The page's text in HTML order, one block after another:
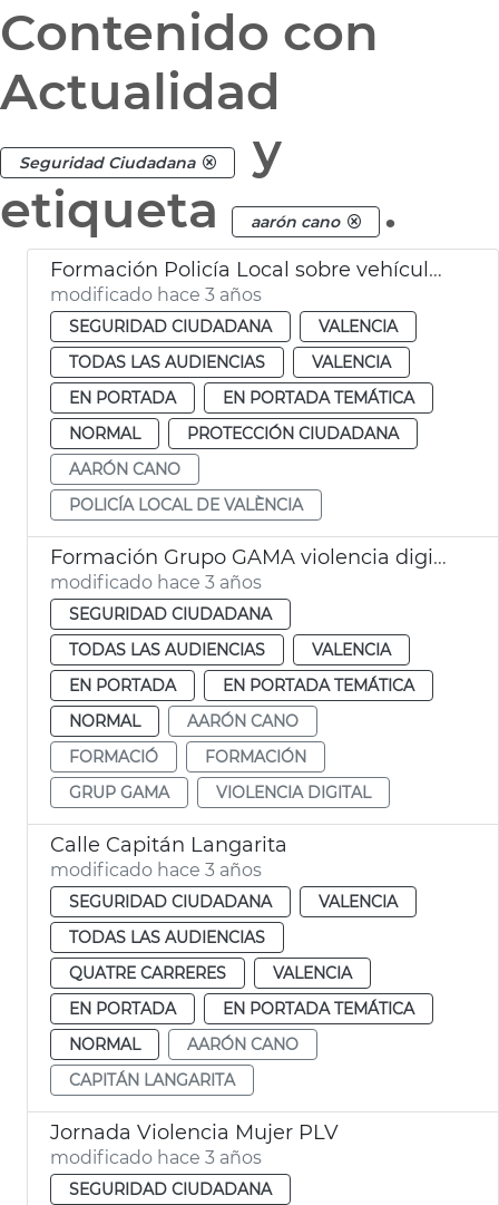
Contenido con
Actualidad
Seguridad Ciudadana
y
etiqueta
aarón cano .
Formación Policía Local sobre vehículos de movilidad personal,VMP
modificado hace 3 años
SEGURIDAD CIUDADANA
VALENCIA
TODAS LAS AUDIENCIAS
VALENCIA
EN PORTADA
EN PORTADA TEMÁTICA
NORMAL
PROTECCIÓN CIUDADANA
AARÓN CANO
POLICÍA LOCAL DE VALÈNCIA
Formación Grupo GAMA violencia digital
modificado hace 3 años
SEGURIDAD CIUDADANA
TODAS LAS AUDIENCIAS
VALENCIA
EN PORTADA
EN PORTADA TEMÁTICA
NORMAL
AARÓN CANO
FORMACIÓ
FORMACIÓN
GRUP GAMA
VIOLENCIA DIGITAL
Calle Capitán Langarita
modificado hace 3 años
SEGURIDAD CIUDADANA
VALENCIA
TODAS LAS AUDIENCIAS
QUATRE CARRERES
VALENCIA
EN PORTADA
EN PORTADA TEMÁTICA
NORMAL
AARÓN CANO
CAPITÁN LANGARITA
Jornada Violencia Mujer PLV
modificado hace 3 años
SEGURIDAD CIUDADANA